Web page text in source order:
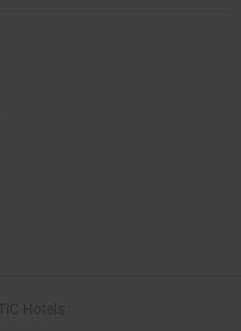
Hotels